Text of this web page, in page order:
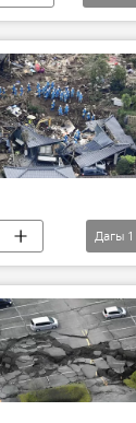
Дагы 1